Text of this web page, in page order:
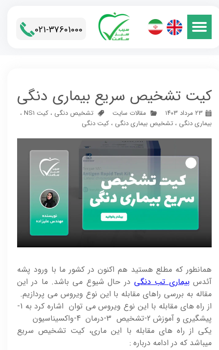
021-37601000​​​​​​​
کیت تشخیص سریع بیماری دنگی
۲۳ مرداد ۱۴۰۳ مقالات سایت تشخیص دنگی ، کیت NS1
،
بیماری دنگی ، تشخیص بیماری دنگی ، کیت دنگی
همانطور که مطلع هستید هم اکنون در کشور ما با ورود پشه
آئدسبیماری تب دنگی در حال شیوع می باشد. ما در این
مقاله به بررسی را‌های مقابله با این نوع ویروس می پردازیم.
از راه های مقابله با این نوع ویروس می توان اشاره کرد به 1-
پیشگیری و آموزش 2-تشخیص 3-درمان 4-واکسیناسیون
یکی از راه های مقابله با این ماری، کیت تشخیص سریع
میباشد که در ادامه درباره :